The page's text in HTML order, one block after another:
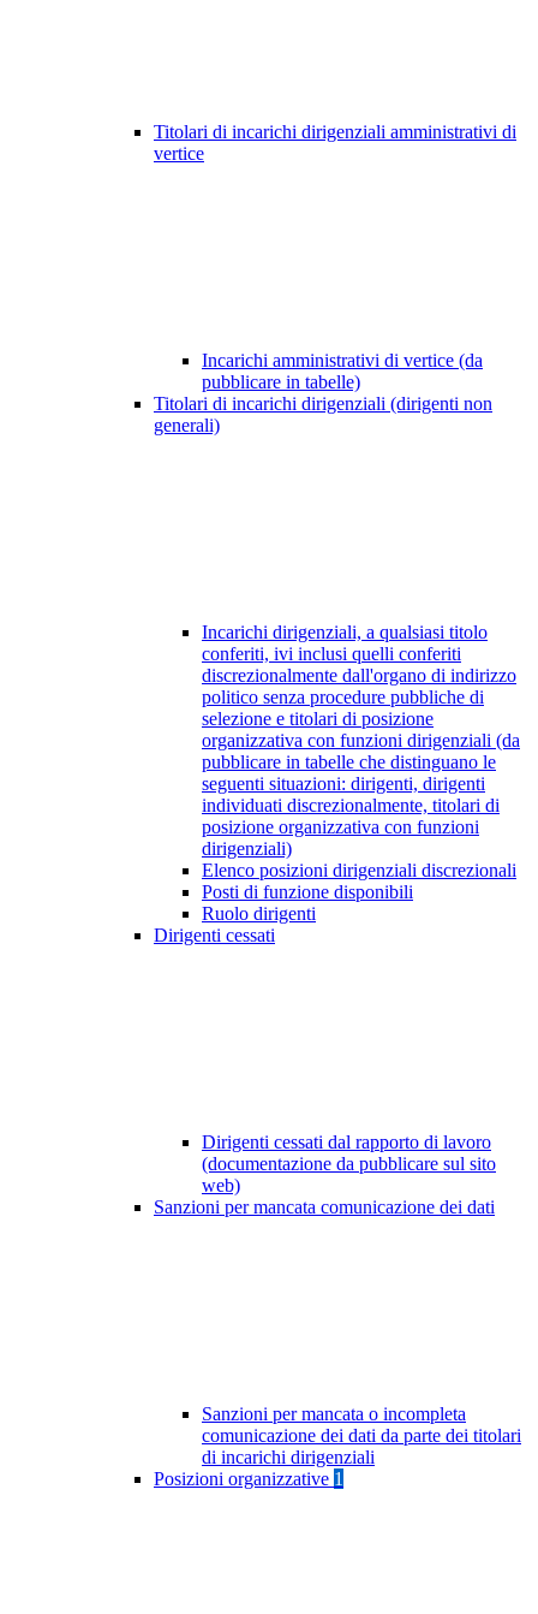
Titolari di incarichi dirigenziali amministrativi di
vertice
Incarichi amministrativi di vertice (da
pubblicare in tabelle)
Titolari di incarichi dirigenziali (dirigenti non
generali)
Incarichi dirigenziali, a qualsiasi titolo
conferiti, ivi inclusi quelli conferiti
discrezionalmente dall'organo di indirizzo
politico senza procedure pubbliche di
selezione e titolari di posizione
organizzativa con funzioni dirigenziali (da
pubblicare in tabelle che distinguano le
seguenti situazioni: dirigenti, dirigenti
individuati discrezionalmente, titolari di
posizione organizzativa con funzioni
dirigenziali)
Elenco posizioni dirigenziali discrezionali
Posti di funzione disponibili
Ruolo dirigenti
Dirigenti cessati
Dirigenti cessati dal rapporto di lavoro
(documentazione da pubblicare sul sito
web)
Sanzioni per mancata comunicazione dei dati
Sanzioni per mancata o incompleta
comunicazione dei dati da parte dei titolari
di incarichi dirigenziali
Posizioni organizzative 1